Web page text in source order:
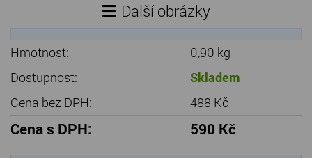
Další obrázky
Hmotnost:
0,90 kg
Dostupnost:
Skladem
Cena bez DPH:
488 Kč
Cena s DPH: 590 Kč